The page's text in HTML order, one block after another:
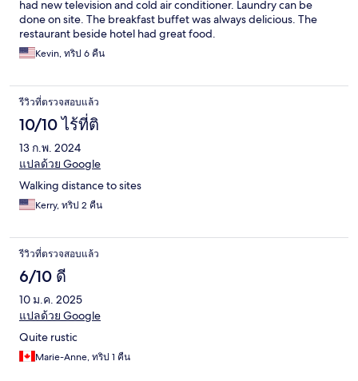
had new television and cold air conditioner. Laundry can be
done on site. The breakfast buffet was always delicious. The
restaurant beside hotel had great food.
Kevin, ทริป 6 คืน
รีวิวที่ตรวจสอบแล้ว
10/10 ไร้ที่ติ
13 ก.พ. 2024
แปลด้วย Google
Walking distance to sites
Kerry, ทริป 2 คืน
รีวิวที่ตรวจสอบแล้ว
6/10 ดี
10 ม.ค. 2025
แปลด้วย Google
Quite rustic
Marie-Anne, ทริป 1 คืน